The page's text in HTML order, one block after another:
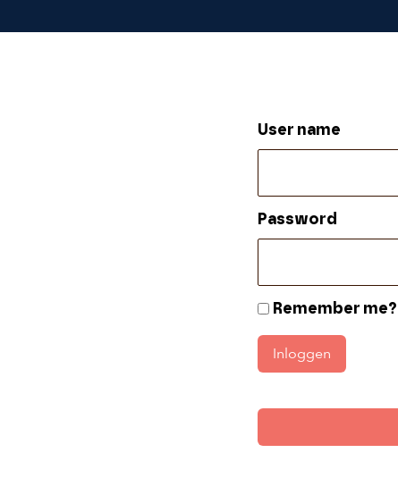
User name
Password
Remember me?
Inloggen